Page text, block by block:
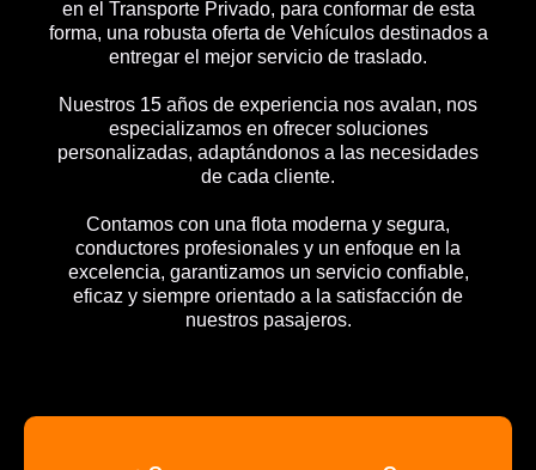
en el Transporte Privado, para conformar de esta
forma, una robusta oferta de Vehículos destinados a
entregar el mejor servicio de traslado.
Nuestros 15 años de experiencia nos avalan, nos
especializamos en ofrecer soluciones
personalizadas, adaptándonos a las necesidades
de cada cliente.
Contamos con una flota moderna y segura,
conductores profesionales y un enfoque en la
excelencia, garantizamos un servicio confiable,
eficaz y siempre orientado a la satisfacción de
nuestros pasajeros.